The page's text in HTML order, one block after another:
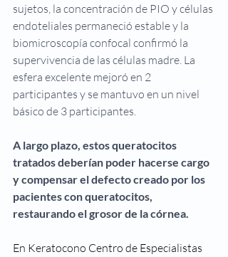
sujetos, la concentración de PIO y células
endoteliales permaneció estable y la
biomicroscopía confocal confirmó la
supervivencia de las células madre. La
esfera excelente mejoró en 2
participantes y se mantuvo en un nivel
básico de 3 participantes.
A largo plazo, estos queratocitos
tratados deberían poder hacerse cargo
y compensar el defecto creado por los
pacientes con queratocitos,
restaurando el grosor de la córnea.
En Keratocono Centro de Especialistas